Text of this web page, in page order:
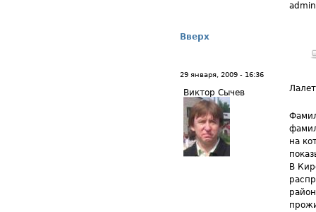
Вверх
29 января, 2009 - 16:36
Виктор Сычев
на
В